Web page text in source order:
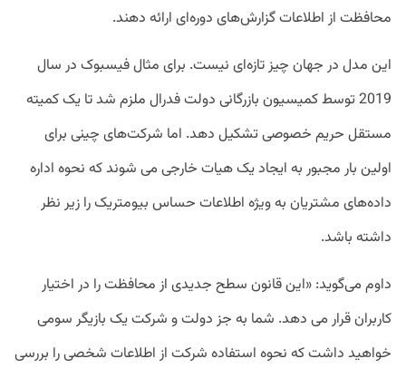
محافظت از اطلاعات گزارش‌های دوره‌ای ارائه دهند.
این مدل در جهان چیز تازه‌ای نیست. برای مثال فیسبوک در سال
2019 توسط کمیسیون بازرگانی دولت فدرال ملزم شد تا یک کمیته
مستقل حریم خصوصی تشکیل دهد. اما شرکت‌های چینی برای
اولین بار مجبور به ایجاد یک هیات خارجی می شوند که نحوه اداره
داده‌های مشتریان به ویژه اطلاعات حساس بیومتریک را زیر نظر
داشته باشد.
داوم می‌گوید: «این قانون سطح جدیدی از محافظت را در اختیار
کاربران قرار می دهد. شما به جز دولت و شرکت یک بازیگر سومی
خواهید داشت که نحوه استفاده شرکت از اطلاعات شخصی را بررسی